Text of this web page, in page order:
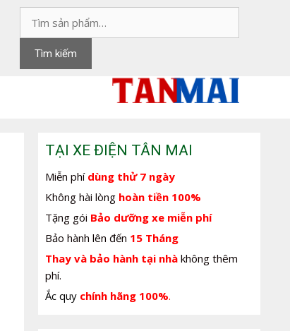
kiếm:
Tìm kiếm
TẠI XE ĐIỆN TÂN MAI
Miễn phí dùng thử 7 ngày
Không hài lòng hoàn tiền 100%
Tặng gói Bảo dưỡng xe miễn phí
Bảo hành lên đến 15 Tháng
Thay và bảo hành tại nhà không thêm
phí.
Ắc quy chính hãng 100%.